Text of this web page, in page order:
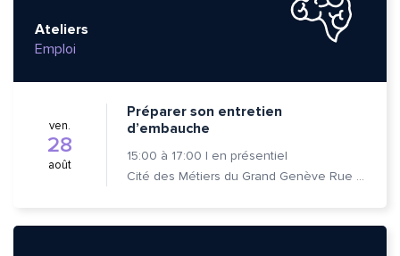
Ateliers
Emploi
ven.
28
août
Préparer son entretien
d’embauche
15:00 à 17:00 | en présentiel
Cité des Métiers du Grand Genève Rue Prévost-Martin 6 1205 Genève